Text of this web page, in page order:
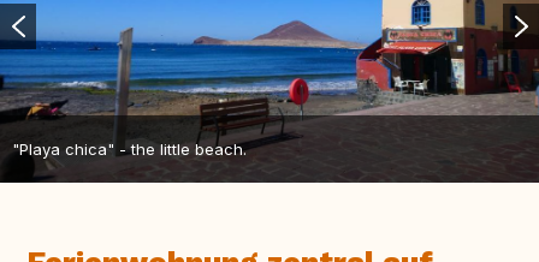
"Playa chica" - the little beach.